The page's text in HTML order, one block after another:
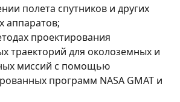
полета спутников и других
аппаратов;
проектирования
траекторий для околоземных и
миссий с помощью
программ NASA GMAT и